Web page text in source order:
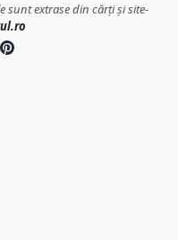
sunt extrase din cărți și site-